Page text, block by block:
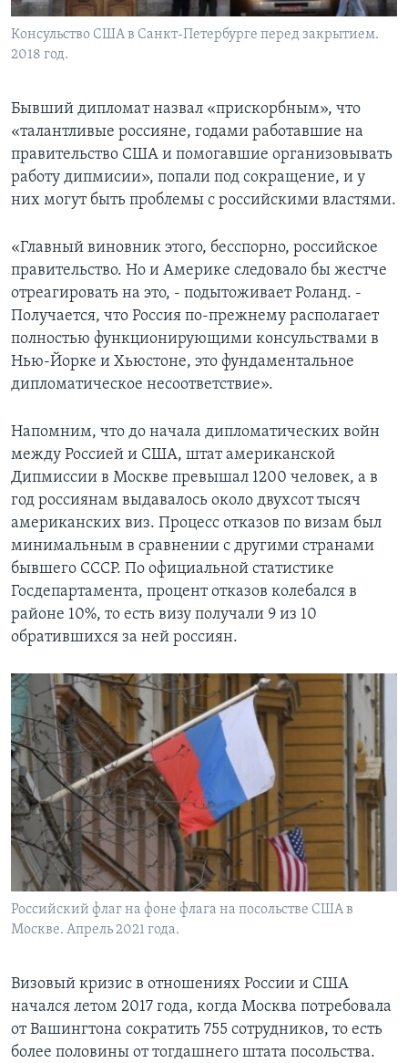
Консульство США в Санкт-Петербурге перед закрытием.
2018 год.
Бывший дипломат назвал «прискорбным», что
«талантливые россияне, годами работавшие на
правительство США и помогавшие организовывать
работу дипмисии», попали под сокращение, и у
них могут быть проблемы с российскими властями.
«Главный виновник этого, бесспорно, российское
правительство. Но и Америке следовало бы жестче
отреагировать на это, - подытоживает Роланд. -
Получается, что Россия по-прежнему располагает
полностью функционирующими консульствами в
Нью-Йорке и Хьюстоне, это фундаментальное
дипломатическое несоответствие».
Напомним, что до начала дипломатических войн
между Россией и США, штат американской
Дипмиссии в Москве превышал 1200 человек, а в
год россиянам выдавалось около двухсот тысяч
американских виз. Процесс отказов по визам был
минимальным в сравнении с другими странами
бывшего СССР. По официальной статистике
Госдепартамента, процент отказов колебался в
районе 10%, то есть визу получали 9 из 10
обратившихся за ней россиян.
Российский флаг на фоне флага на посольстве США в
Москве. Апрель 2021 года.
Визовый кризис в отношениях России и США
начался летом 2017 года, когда Москва потребовала
от Вашингтона сократить 755 сотрудников, то есть
более половины от тогдашнего штата посольства.